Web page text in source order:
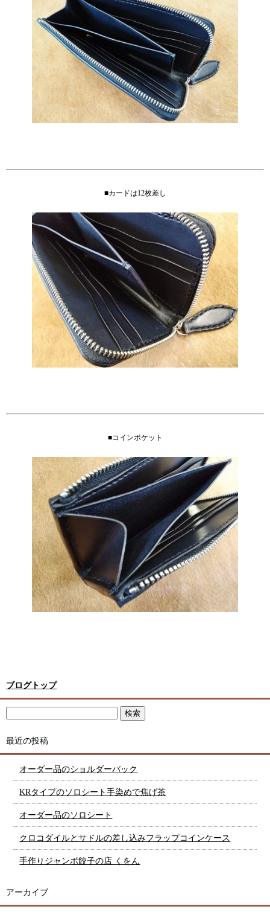
■カードは12枚差し
■コインポケット
ブログトップ
最近の投稿
オーダー品のショルダーバック
KRタイプのソロシート手染めで焦げ茶
オーダー品のソロシート
クロコダイルとサドルの差し込みフラップコインケース
手作りジャンボ餃子の店 くをん
アーカイブ